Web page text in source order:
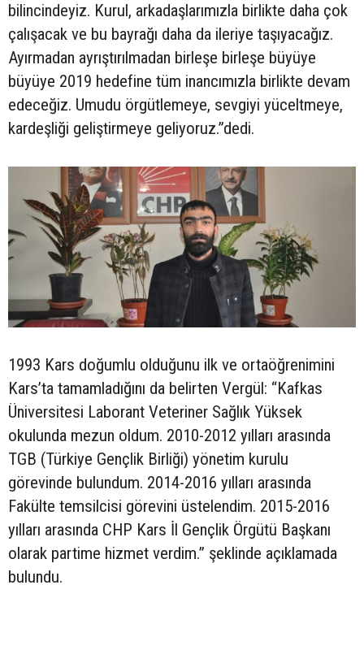
bilincindeyiz. Kurul, arkadaşlarımızla birlikte daha çok
çalışacak ve bu bayrağı daha da ileriye taşıyacağız.
Ayırmadan ayrıştırılmadan birleşe birleşe büyüye
büyüye 2019 hedefine tüm inancımızla birlikte devam
edeceğiz. Umudu örgütlemeye, sevgiyi yüceltmeye,
kardeşliği geliştirmeye geliyoruz.”dedi.
1993 Kars doğumlu olduğunu ilk ve ortaöğrenimini
Kars’ta tamamladığını da belirten Vergül: “Kafkas
Üniversitesi Laborant Veteriner Sağlık Yüksek
okulunda mezun oldum. 2010-2012 yılları arasında
TGB (Türkiye Gençlik Birliği) yönetim kurulu
görevinde bulundum. 2014-2016 yılları arasında
Fakülte temsilcisi görevini üstelendim. 2015-2016
yılları arasında CHP Kars İl Gençlik Örgütü Başkanı
olarak partime hizmet verdim.” şeklinde açıklamada
bulundu.